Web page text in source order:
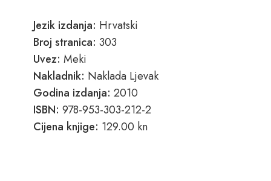
Jezik izdanja: Hrvatski
Broj stranica: 303
Uvez: Meki
Nakladnik: Naklada Ljevak
Godina izdanja: 2010
ISBN: 978-953-303-212-2
Cijena knjige: 129.00 kn